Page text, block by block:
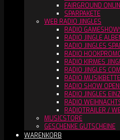
FAIRGROUND
SPARPAKETE
WEB RADIO JINGLES
RADIO
RADIO JINGLE
RADIO JINGLES
RADIO
RADIO KIRMES
RADIO JINGLES
RADIO
RADIO SHOW
RADIO JINGLES
RADIO
RADIOTRAILER /
MUSICSTORE
GESCHENKE GUTSCHEINE
WARENKORB